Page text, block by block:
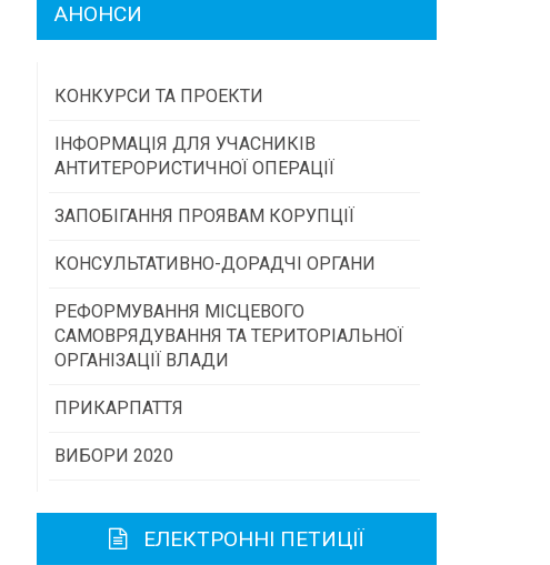
АНОНСИ
КОНКУРСИ ТА ПРОЕКТИ
Конкурс проектів та програм місцевого
самоврядування
суспільства
Програми/конкурси МТД
ІНФОРМАЦІЯ ДЛЯ УЧАСНИКІВ
АНТИТЕРОРИСТИЧНОЇ ОПЕРАЦІЇ
ЗАПОБІГАННЯ ПРОЯВАМ КОРУПЦІЇ
КОНСУЛЬТАТИВНО-ДОРАДЧІ ОРГАНИ
Консультативна рада
РЕФОРМУВАННЯ МІСЦЕВОГО
САМОВРЯДУВАННЯ ТА ТЕРИТОРІАЛЬНОЇ
ОРГАНІЗАЦІЇ ВЛАДИ
ПРИКАРПАТТЯ
Історична довідка
Карта області
ВИБОРИ 2020
ЕЛЕКТРОННІ ПЕТИЦІЇ